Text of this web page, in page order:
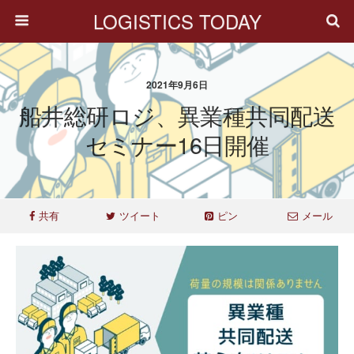
LOGISTICS TODAY
2021年9月6日
船井総研ロジ、異業種共同配送
セミナー16日開催
共有 ツイート ピン メール